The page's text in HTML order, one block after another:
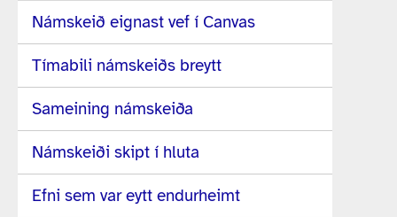
Námskeið eignast vef í Canvas
Tímabili námskeiðs breytt
Sameining námskeiða
Námskeiði skipt í hluta
Efni sem var eytt endurheimt